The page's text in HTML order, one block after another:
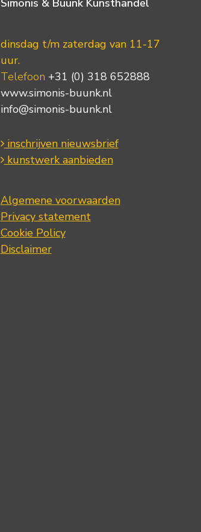
Simonis & Buunk Kunsthandel
dinsdag t/m zaterdag van 11-17
uur.
Telefoon +31 (0) 318 652888
www.simonis-buunk.nl
info@simonis-buunk.nl
inschrijven nieuwsbrief
kunstwerk aanbieden
Algemene voorwaarden
Privacy statement
Cookie Policy
Disclaimer